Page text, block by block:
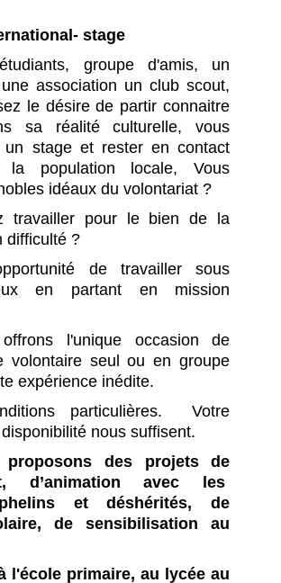
stage
groupe d'amis, un
association un club scout,
le désire de partir connaitre
sa réalité culturelle, vous
un stage et rester en contact
la population locale, Vous
idéaux du volontariat ?
travailler pour le bien de la
difficulté ?
de travailler sous
en partant en mission
l'unique occasion de
volontaire seul ou en groupe
expérience inédite.
particulières. Votre
nous suffisent.
proposons des projets de
d’animation avec les
et déshérités, de
de sensibilisation au
l'école primaire, au lycée au